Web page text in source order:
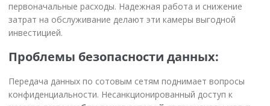
первоначальные расходы. Надежная работа и снижение
затрат на обслуживание делают эти камеры выгодной
инвестицией.
Проблемы безопасности данных:
Передача данных по сотовым сетям поднимает вопросы
конфиденциальности. Несанкционированный доступ к